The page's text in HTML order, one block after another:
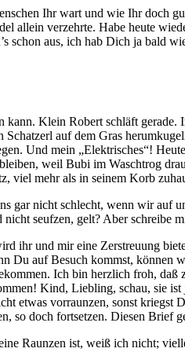
Ihr wart und wie Ihr doch
allein verzehrte. Habe heute
schon aus, ich hab Dich ja bald
Klein Robert schläft gerade.
auf dem Gras
Und mein „Elektrisches“!
weil Bubi im Waschtrog
viel mehr als in seinem Korb
gar nicht schlecht, wenn wir
seufzen, gelt? Aber
ihr und mir eine Zerstreuung
Du auf Besuch kommst,
Ich bin herzlich froh,
Kind, Liebling, schau, sie
etwas vorraunzen, sonst
so doch fortsetzen. Diesen
Raunzen ist, weiß ich nicht;